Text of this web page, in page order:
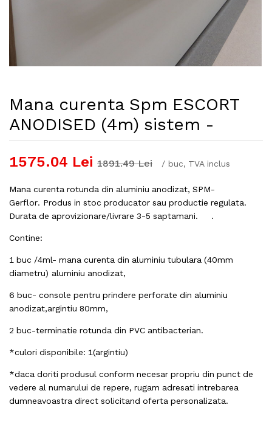
Mana curenta Spm ESCORT
ANODISED (4m) sistem -
1575.04 Lei 1891.49 Lei / buc, TVA inclus
Mana curenta rotunda din aluminiu anodizat, SPM-
Gerflor. Produs in stoc producator sau productie regulata.
Durata de aprovizionare/livrare 3-5 saptamani. .
Contine:
1 buc /4ml- mana curenta din aluminiu tubulara (40mm
diametru) aluminiu anodizat,
6 buc- console pentru prindere perforate din aluminiu
anodizat,argintiu 80mm,
2 buc-terminatie rotunda din PVC antibacterian.
*culori disponibile: 1(argintiu)
*daca doriti produsul conform necesar propriu din punct de
vedere al numarului de repere, rugam adresati intrebarea
dumneavoastra direct solicitand oferta personalizata.